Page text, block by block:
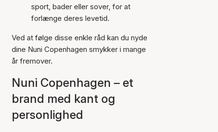
sport, bader eller sover, for at
forlænge deres levetid.
Ved at følge disse enkle råd kan du nyde
dine Nuni Copenhagen smykker i mange
år fremover.
Nuni Copenhagen – et
brand med kant og
personlighed